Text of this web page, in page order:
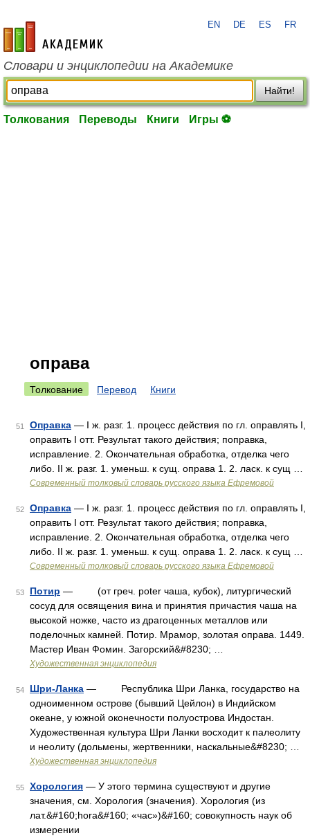
academic.ru
EN DE ES FR
Словари и энциклопедии на Академике
Найти!
Толкования Переводы Книги Игры ⚽
оправа
Толкование Перевод Книги
51 Оправка — I ж. разг. 1. процесс действия по гл. оправлять I,
оправить I отт. Результат такого действия; поправка,
исправление. 2. Окончательная обработка, отделка чего
либо. II ж. разг. 1. уменьш. к сущ. оправа 1. 2. ласк. к сущ …
Современный толковый словарь русского языка Ефремовой
52 Оправка — I ж. разг. 1. процесс действия по гл. оправлять I,
оправить I отт. Результат такого действия; поправка,
исправление. 2. Окончательная обработка, отделка чего
либо. II ж. разг. 1. уменьш. к сущ. оправа 1. 2. ласк. к сущ …
Современный толковый словарь русского языка Ефремовой
53 Потир — (от греч. poter чаша, кубок), литургический
сосуд для освящения вина и принятия причастия чаша на
высокой ножке, часто из драгоценных металлов или
поделочных камней. Потир. Мрамор, золотая оправа. 1449.
Мастер Иван Фомин. Загорский&#8230; …
Художественная энциклопедия
54 Шри-Ланка — Республика Шри Ланка, государство на
одноименном острове (бывший Цейлон) в Индийском
океане, у южной оконечности полуострова Индостан.
Художественная культура Шри Ланки восходит к палеолиту
и неолиту (дольмены, жертвенники, наскальные&#8230; …
Художественная энциклопедия
55 Хорология — У этого термина существуют и другие
значения, см. Хорология (значения). Хорология (из
лат.&#160;hora&#160; «час»)&#160; совокупность наук об
измерении